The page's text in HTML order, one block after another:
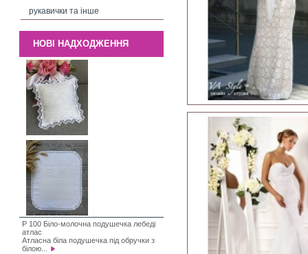
рукавички та інше
НОВІ НАДХОДЖЕННЯ
P 100 Біло-молочна подушечка лебеді
атлас
Атласна біла подушечка під обручки з
білою...